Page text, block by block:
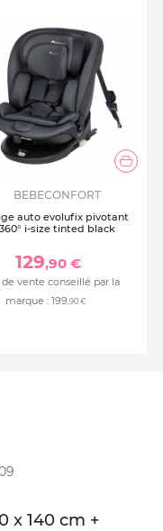
BEBECONFORT
auto evolufix pivotant
360° i-size tinted black
129,90 €
de vente conseillé par la
marque : 199,90 €
x 140 cm +